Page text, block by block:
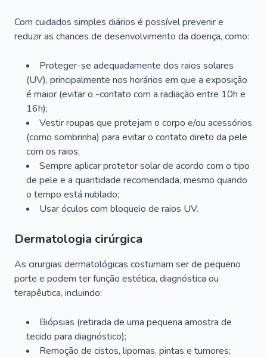
Com cuidados simples diários é possível prevenir e
reduzir as chances de desenvolvimento da doença, como:
Proteger-se adequadamente dos raios solares
(UV), principalmente nos horários em que a exposição
é maior (evitar o -contato com a radiação entre 10h e
16h);
Vestir roupas que protejam o corpo e/ou acessórios
(como sombrinha) para evitar o contato direto da pele
com os raios;
Sempre aplicar protetor solar de acordo com o tipo
de pele e a quantidade recomendada, mesmo quando
o tempo está nublado;
Usar óculos com bloqueio de raios UV.
Dermatologia cirúrgica
As cirurgias dermatológicas costumam ser de pequeno
porte e podem ter função estética, diagnóstica ou
terapêutica, incluindo:
Biópsias (retirada de uma pequena amostra de
tecido para diagnóstico);
Remoção de cistos, lipomas, pintas e tumores;